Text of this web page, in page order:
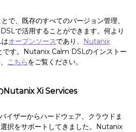
で、既存のすべてのバージョン管理、
で活用することができます。何より
オープンソースであり、
Nutanix
です。Nutanix Calm DSLのインストー
こちらをご覧ください。
Nutanix Xi Services
イザーからハードウェア、クラウドま
択をサポートしてきました。Nutanix